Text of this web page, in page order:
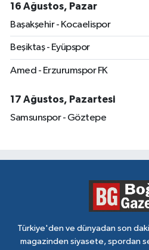
16 Ağustos, Pazar
Başakşehir - Kocaelispor
Beşiktaş - Eyüpspor
Amed - Erzurumspor FK
17 Ağustos, Pazartesi
Samsunspor - Göztepe
Türkiye'den ve dünyadan son
magazinden siyasete, spordan